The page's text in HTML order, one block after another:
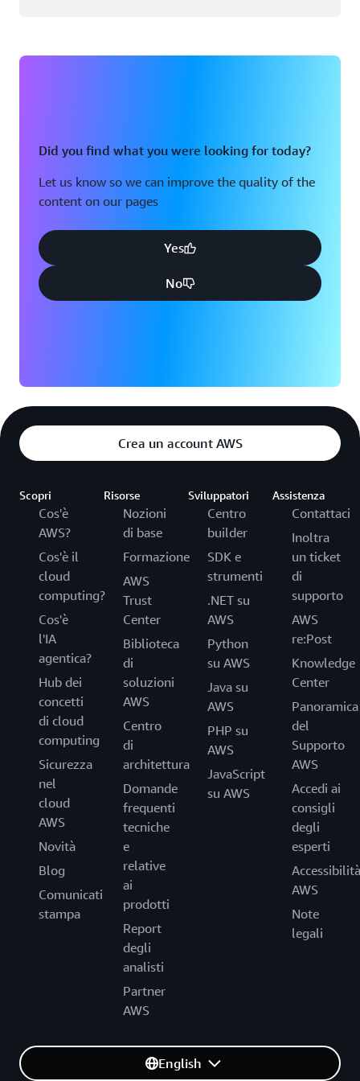
Did you find what you were looking for today?
Let us know so we can improve the quality of the
content on our pages
Yes
No
Crea un account AWS
Scopri
Cos'è
AWS?
Cos'è il
cloud
computing?
Cos'è
l'IA
agentica?
Hub dei
concetti
di cloud
computing
Sicurezza
nel
cloud
AWS
Novità
Blog
Comunicati
stampa
Risorse
Nozioni
di base
Formazione
AWS
Trust
Center
Biblioteca
di
soluzioni
AWS
Centro
di
architettura
Domande
frequenti
tecniche
e
relative
ai
prodotti
Report
degli
analisti
Partner
AWS
Sviluppatori
Centro
builder
SDK e
strumenti
.NET su
AWS
Python
su AWS
Java su
AWS
PHP su
AWS
JavaScript
su AWS
Assistenza
Contattaci
Inoltra
un ticket
di
supporto
AWS
re:Post
Knowledge
Center
Panoramica
del
Supporto
AWS
Accedi ai
consigli
degli
esperti
Accessibilità
AWS
Note
legali
English